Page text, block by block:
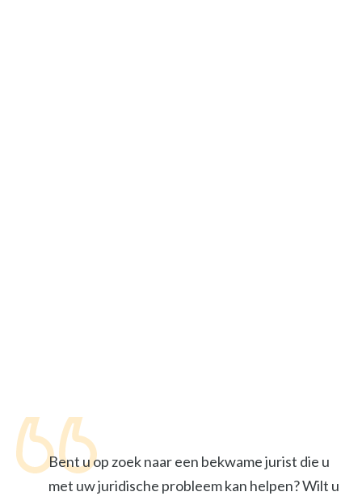
Bent u op zoek naar een bekwame jurist die u
met uw juridische probleem kan helpen? Wilt u